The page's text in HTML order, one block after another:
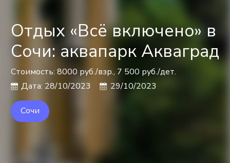
Отдых «Всё включено» в
Сочи: аквапарк Акваград
Стоимость: 8000 руб./взр., 7 500 руб./дет.
Дата: 28/10/2023 29/10/2023
Сочи